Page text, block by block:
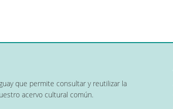
que permite consultar y reutilizar la
acervo cultural común.